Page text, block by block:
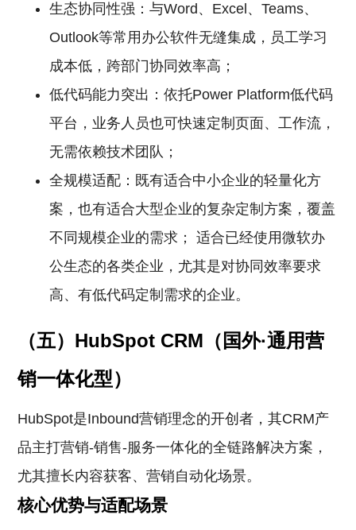
生态协同性强：与Word、Excel、Teams、
Outlook等常用办公软件无缝集成，员工学习
成本低，跨部门协同效率高；
低代码能力突出：依托Power Platform低代码
平台，业务人员也可快速定制页面、工作流，
无需依赖技术团队；
全规模适配：既有适合中小企业的轻量化方
案，也有适合大型企业的复杂定制方案，覆盖
不同规模企业的需求； 适合已经使用微软办
公生态的各类企业，尤其是对协同效率要求
高、有低代码定制需求的企业。
（五）HubSpot CRM（国外·通用营
销一体化型）
HubSpot是Inbound营销理念的开创者，其CRM产
品主打营销-销售-服务一体化的全链路解决方案，
尤其擅长内容获客、营销自动化场景。
核心优势与适配场景